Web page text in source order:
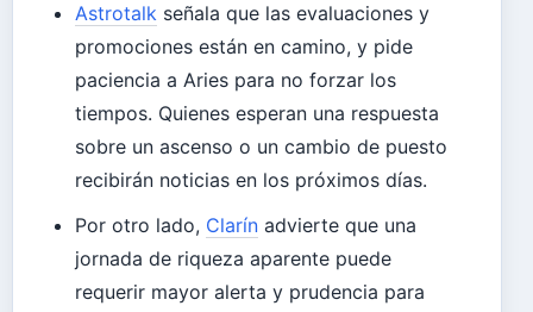
Astrotalk señala que las evaluaciones y
promociones están en camino, y pide
paciencia a Aries para no forzar los
tiempos. Quienes esperan una respuesta
sobre un ascenso o un cambio de puesto
recibirán noticias en los próximos días.
Por otro lado, Clarín advierte que una
jornada de riqueza aparente puede
requerir mayor alerta y prudencia para